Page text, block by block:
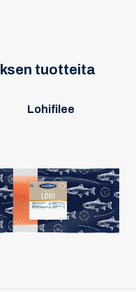
tuotteita
Lohifilee